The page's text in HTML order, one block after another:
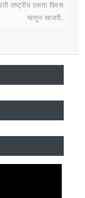
राष्ट्रीय एकता दिवस
म्हणून साजरी.